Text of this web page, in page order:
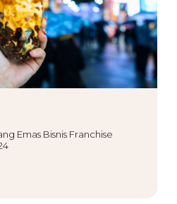
Emas Bisnis Franchise